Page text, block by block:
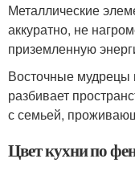
Металлические
аккуратно, не
приземленную
Восточные мудрецы
разбивает
с семьей,
Цвет кухни по